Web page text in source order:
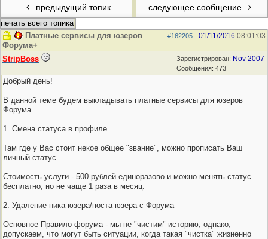
предыдущий топик следующее сообщение
печать всего топика
#162205 - 01/11/2016 08:01:03
Платные сервисы для юзеров
Форума+
Зарегистрирован: Nov 2007
Сообщения: 473
StripBoss
Добрый день!
В данной теме будем выкладывать платные сервисы для юзеров
Форума.
1. Смена статуса в профиле
Там где у Вас стоит некое общее "звание", можно прописать Ваш
личный статус.
Стоимость услуги - 500 рублей единоразово и можно менять статус
бесплатно, но не чаще 1 раза в месяц.
2. Удаление ника юзера/поста юзера с Форума
Основное Правило форума - мы не "чистим" историю, однако,
допускаем, что могут быть ситуации, когда такая "чистка" жизненно